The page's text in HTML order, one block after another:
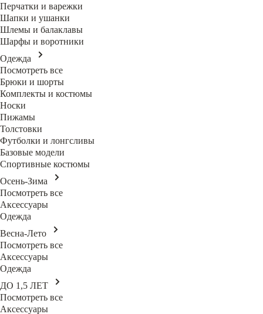
Перчатки и варежки
Шапки и ушанки
Шлемы и балаклавы
Шарфы и воротники
Одежда
Посмотреть все
Брюки и шорты
Комплекты и костюмы
Носки
Пижамы
Толстовки
Футболки и лонгсливы
Базовые модели
Спортивные костюмы
Осень-Зима
Посмотреть все
Аксессуары
Одежда
Весна-Лето
Посмотреть все
Аксессуары
Одежда
ДО 1,5 ЛЕТ
Посмотреть все
Аксессуары